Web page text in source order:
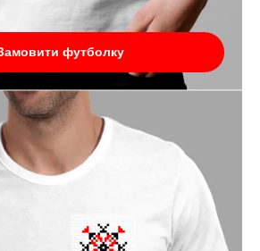
футболку